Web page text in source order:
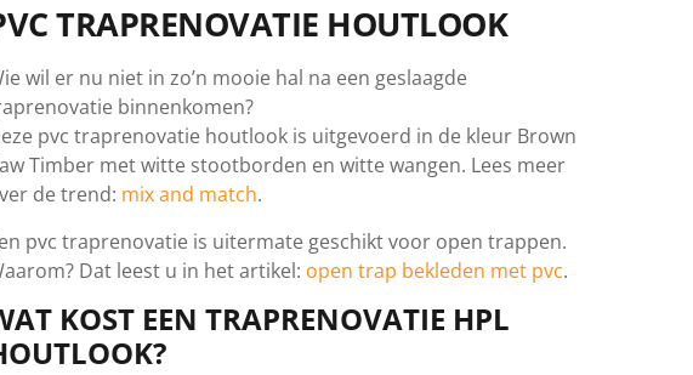
TRAPRENOVATIE HOUTLOOK
wil er nu niet in zo’n mooie hal na een geslaagde
binnenkomen?
pvc traprenovatie houtlook is uitgevoerd in de kleur Brown
Timber met witte stootborden en witte wangen. Lees meer
de trend: mix and match.
pvc traprenovatie is uitermate geschikt voor open trappen.
Dat leest u in het artikel: open trap bekleden met pvc.
KOST EEN TRAPRENOVATIE HPL